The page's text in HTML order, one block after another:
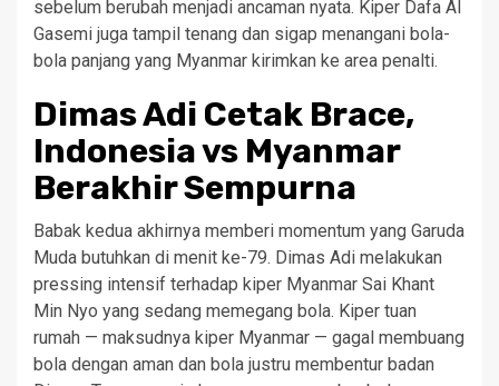
sebelum berubah menjadi ancaman nyata. Kiper Dafa Al
Gasemi juga tampil tenang dan sigap menangani bola-
bola panjang yang Myanmar kirimkan ke area penalti.
Dimas Adi Cetak Brace,
Indonesia vs Myanmar
Berakhir Sempurna
Babak kedua akhirnya memberi momentum yang Garuda
Muda butuhkan di menit ke-79. Dimas Adi melakukan
pressing intensif terhadap kiper Myanmar Sai Khant
Min Nyo yang sedang memegang bola. Kiper tuan
rumah — maksudnya kiper Myanmar — gagal membuang
bola dengan aman dan bola justru membentur badan